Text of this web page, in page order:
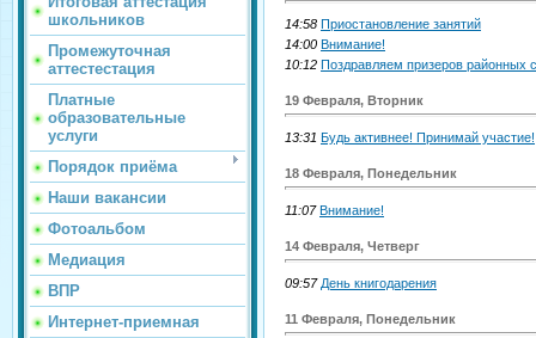
школьников
Промежуточная
аттестестация
Платные
образовательные
услуги
Порядок приёма
Наши вакансии
Фотоальбом
Медиация
ВПР
Интернет-приемная
14:58 Приостановление занятий
14:00 Внимание!
10:12 Поздравляем призеров районных
19 Февраля, Вторник
13:31 Будь активнее! Принимай участие!
18 Февраля, Понедельник
11:07 Внимание!
14 Февраля, Четверг
09:57 День книгодарения
11 Февраля, Понедельник